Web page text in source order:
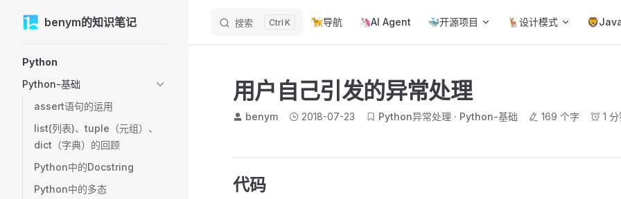
Skip to content
benym的知识笔记 搜索 K 🦮导航 🦄AI Agent 🐳开源项目 🦌设计模式
Python
Python-基础
assert语句的运用
list(列表)、tuple（元组）、
dict（字典）的回顾
Python中的Docstring
Python中的多态
用户自己引发的异常处理
benym 2018-07-23 Python异常处理 Python-基础 169 个字 1
代码